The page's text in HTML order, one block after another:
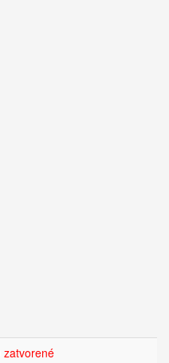
zatvorené